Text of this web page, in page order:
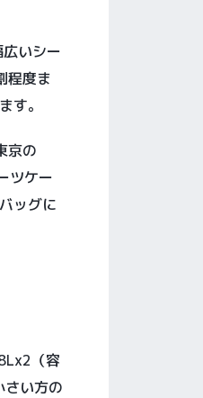
いシー
程度ま
す。
京の
ツケー
ッグに
（容
い方の